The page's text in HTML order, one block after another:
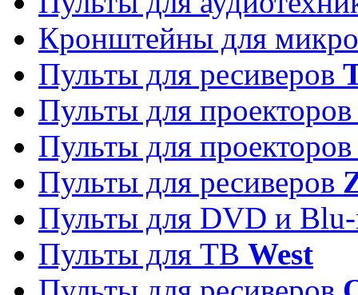
Кронштейны для
Пульты для ресиверов
Пульты для
Пульты для
Пульты для ресиверов
Пульты для DVD и
Пульты для ТВ West